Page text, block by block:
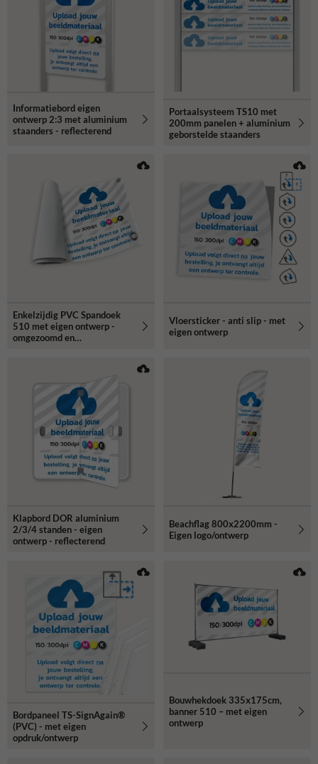
Informatiebord eigen
ontwerp 2:3 met aluminium
staanders - reflecterend
Portaalsysteem TS10 met
200mm panelen + aluminium
geborstelde staanders
Enkelzijdig PVC Spandoek
510 met eigen ontwerp -
omgezoomd en
Vloersticker - anti slip - met
eigen ontwerp
Klapbord DOR aluminium
2/3/4 standen - eigen
ontwerp - reflecterend
Beachflag 800x2200mm -
Eigen logo/ontwerp
Bordpaneel TS-SignAgain®
(PVC) - met eigen
opdruk/ontwerp
Bouwhekdoek 335x175cm,
banner 510 – met eigen
ontwerp